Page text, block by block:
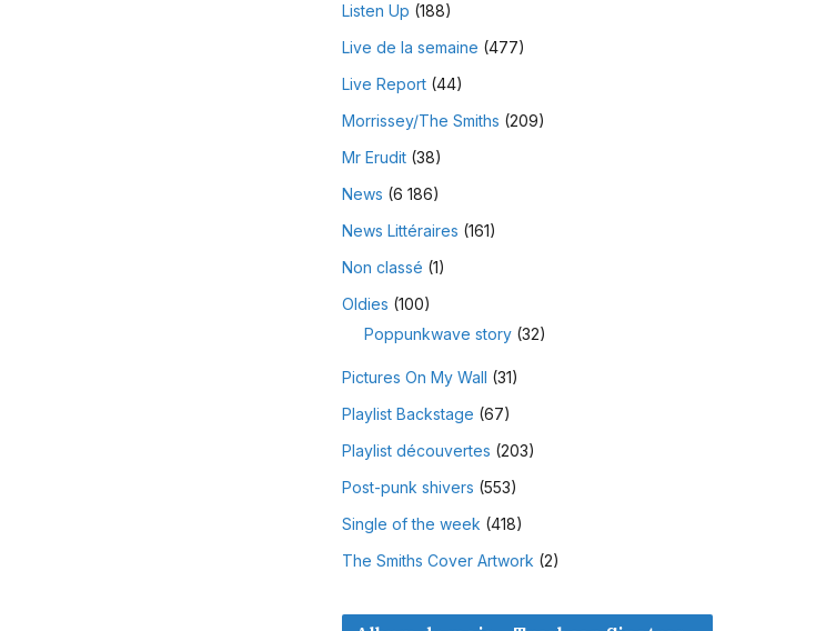
Listen Up (188)
Live de la semaine (477)
Live Report(44)
Morrissey/The Smiths (209)
Mr Erudit(38)
News (6 186)
News Littéraires (161)
Non classé (1)
Oldies (100)
Poppunkwave story(32)
Pictures On My Wall (31)
Playlist Backstage (67)
Playlist découvertes (203)
Post-punk shivers (553)
Single of the week (418)
The Smiths Cover Artwork (2)